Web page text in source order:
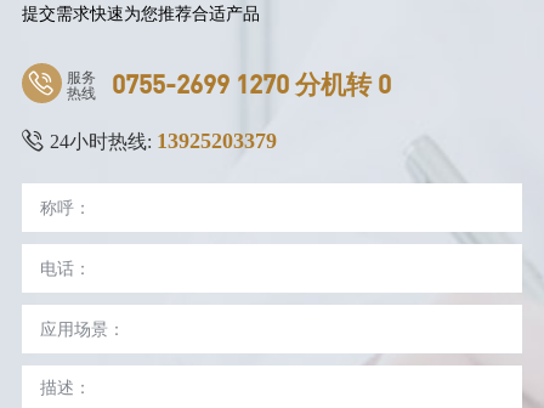
提交需求快速为您推荐合适产品
服务
热线 0755-2699 1270 分机转 0
24小时热线: 13925203379